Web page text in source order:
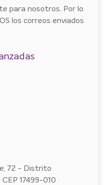
para nosotros. Por lo
los correos enviados
72 - Distrito
17499-010